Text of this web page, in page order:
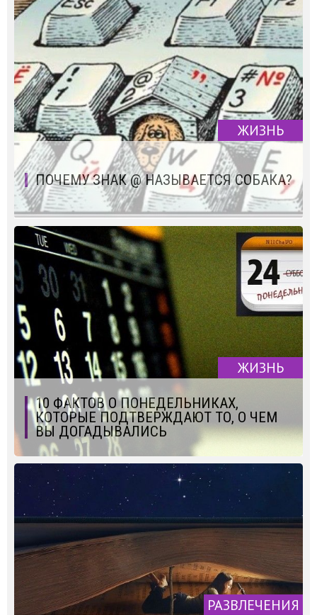
ЖИЗНЬ
ПОЧЕМУ ЗНАК @ НАЗЫВАЕТСЯ СОБАКА?
ЖИЗНЬ
10 ФАКТОВ О ПОНЕДЕЛЬНИКАХ,
КОТОРЫЕ ПОДТВЕРЖДАЮТ ТО, О ЧЕМ
ВЫ ДОГАДЫВАЛИСЬ
РАЗВЛЕЧЕНИЯ